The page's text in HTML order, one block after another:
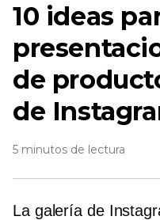
10 ideas
de
de
5 minutos de lectura
La galería de